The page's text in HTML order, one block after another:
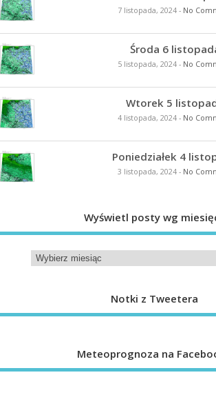
7 listopada, 2024- No
Środa 6
5 listopada, 2024- No
Wtorek 5
4 listopada, 2024- No
Poniedziałek 4
3 listopada, 2024- No
Wyświetl posty wg
Notki z Tweetera
Meteoprognoza na